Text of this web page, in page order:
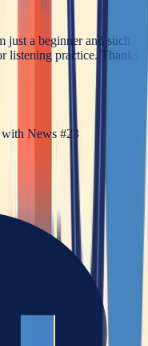
just a beginner and such
listening practice. Thanks
with News #23